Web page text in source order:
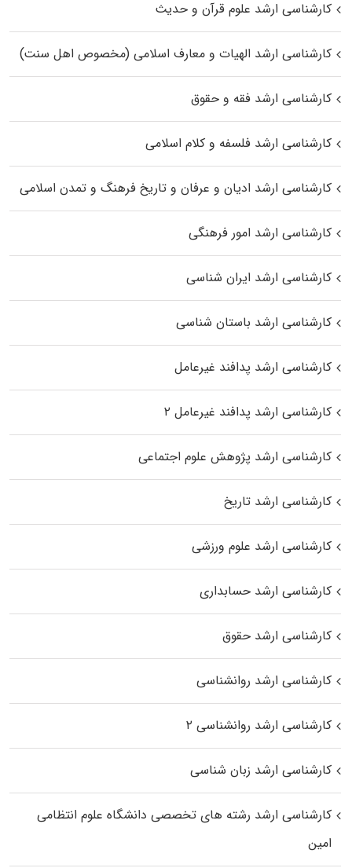
کارشناسی ارشد علوم قرآن و حدیث
کارشناسی ارشد الهیات و معارف اسلامی (مخصوص اهل سنت)
کارشناسی ارشد فقه و حقوق
کارشناسی ارشد فلسفه و کلام اسلامی
کارشناسی ارشد ادیان و عرفان و تاریخ فرهنگ و تمدن اسلامی
کارشناسی ارشد امور فرهنگی
کارشناسی ارشد ایران شناسی
کارشناسی ارشد باستان شناسی
کارشناسی ارشد پدافند غیرعامل
کارشناسی ارشد پدافند غیرعامل ۲
کارشناسی ارشد پژوهش علوم اجتماعی
کارشناسی ارشد تاریخ
کارشناسی ارشد علوم ورزشی
کارشناسی ارشد حسابداری
کارشناسی ارشد حقوق
کارشناسی ارشد روانشناسی
کارشناسی ارشد روانشناسی ۲
کارشناسی ارشد زبان شناسی
کارشناسی ارشد رﺷﺘﻪ ﻫﺎی تخصصی داﻧﺸﮕﺎه ﻋﻠﻮم انتظامی
اﻣﻴﻦ